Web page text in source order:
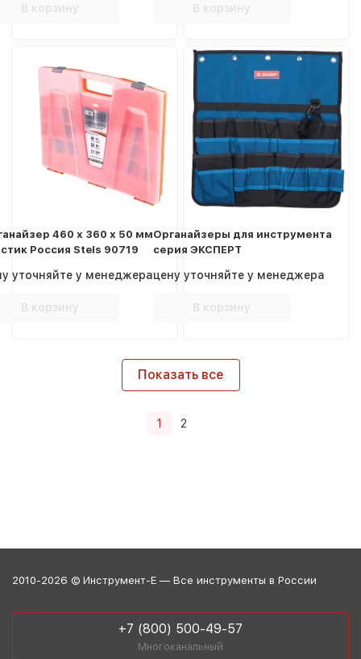
В корзину В корзину
460 х 360 х 50 мм
Россия Stels 90719
уточняйте у менеджера
В корзину
Органайзеры для инструмента
серия ЭКСПЕРТ
цену уточняйте у менеджера
В корзину
Показать все
1 2
2010-2026 © Инструмент-Е — Все инструменты в России
+7 (800) 500-49-57
Многоканальный